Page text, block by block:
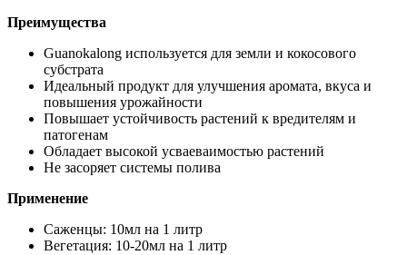
Преимущества
Guanokalong используется для земли и кокосового
субстрата
Идеальный продукт для улучшения аромата, вкуса и
повышения урожайности
Повышает устойчивость растений к вредителям и
патогенам
Обладает высокой усваеваимостью растений
Не засоряет системы полива
Применение
Саженцы: 10мл на 1 литр
Вегетация: 10-20мл на 1 литр